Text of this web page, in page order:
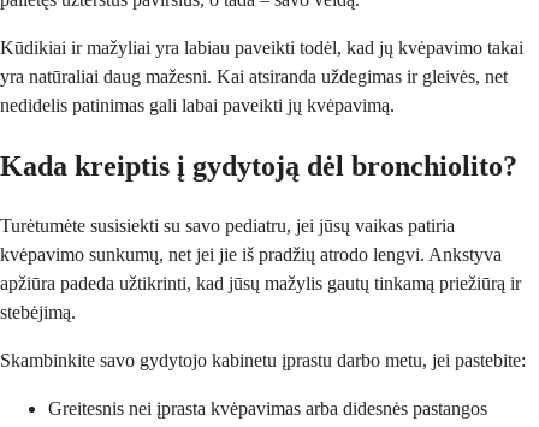
Kūdikiai ir mažyliai yra labiau paveikti todėl, kad jų kvėpavimo takai
yra natūraliai daug mažesni. Kai atsiranda uždegimas ir gleivės, net
nedidelis patinimas gali labai paveikti jų kvėpavimą.
Kada kreiptis į gydytoją dėl bronchiolito?
Turėtumėte susisiekti su savo pediatru, jei jūsų vaikas patiria
kvėpavimo sunkumų, net jei jie iš pradžių atrodo lengvi. Ankstyva
apžiūra padeda užtikrinti, kad jūsų mažylis gautų tinkamą priežiūrą ir
stebėjimą.
Skambinkite savo gydytojo kabinetu įprastu darbo metu, jei pastebite:
Greitesnis nei įprasta kvėpavimas arba didesnės pastangos